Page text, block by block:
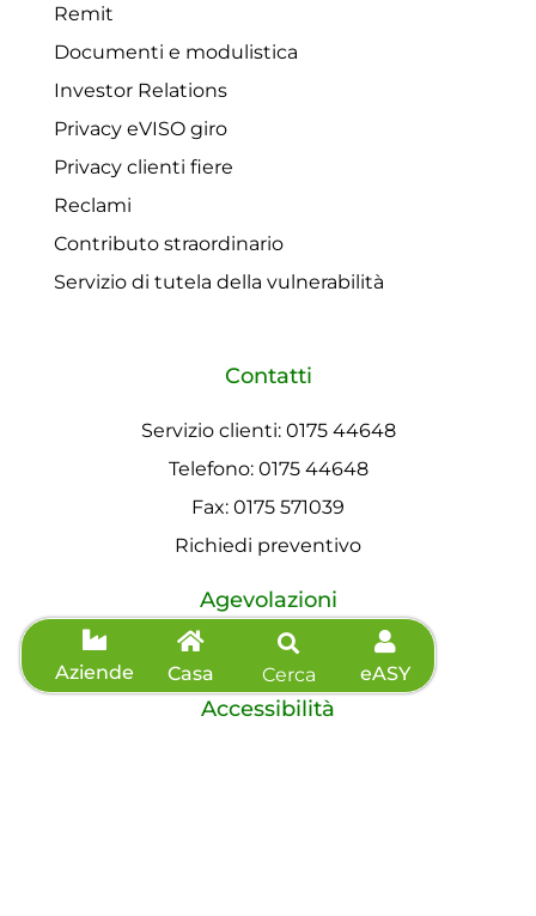
Aziende Casa Cerca eASY
Remit
Documenti e modulistica
Investor Relations
Privacy eVISO giro
Privacy clienti fiere
Reclami
Contributo straordinario
Servizio di tutela della vulnerabilità
Contatti
Servizio clienti: 0175 44648
Telefono: 0175 44648
Fax: 0175 571039
Richiedi preventivo
Agevolazioni
Informazioni sisma
Accessibilità